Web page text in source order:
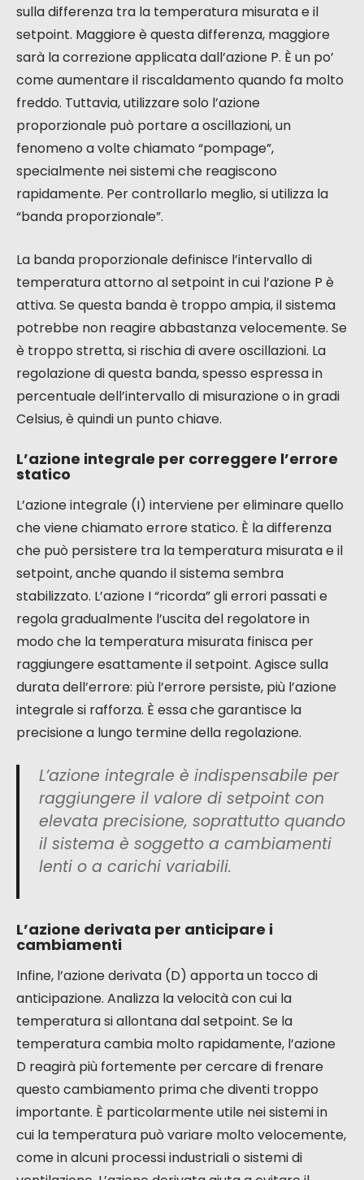
sulla differenza tra la temperatura misurata e il
setpoint. Maggiore è questa differenza, maggiore
sarà la correzione applicata dall’azione P. È un po’
come aumentare il riscaldamento quando fa molto
freddo. Tuttavia, utilizzare solo l’azione
proporzionale può portare a oscillazioni, un
fenomeno a volte chiamato “pompage”,
specialmente nei sistemi che reagiscono
rapidamente. Per controllarlo meglio, si utilizza la
“banda proporzionale”.
La banda proporzionale definisce l’intervallo di
temperatura attorno al setpoint in cui l’azione P è
attiva. Se questa banda è troppo ampia, il sistema
potrebbe non reagire abbastanza velocemente. Se
è troppo stretta, si rischia di avere oscillazioni. La
regolazione di questa banda, spesso espressa in
percentuale dell’intervallo di misurazione o in gradi
Celsius, è quindi un punto chiave.
L’azione integrale per correggere l’errore
statico
L’azione integrale (I) interviene per eliminare quello
che viene chiamato errore statico. È la differenza
che può persistere tra la temperatura misurata e il
setpoint, anche quando il sistema sembra
stabilizzato. L’azione I “ricorda” gli errori passati e
regola gradualmente l’uscita del regolatore in
modo che la temperatura misurata finisca per
raggiungere esattamente il setpoint. Agisce sulla
durata dell’errore: più l’errore persiste, più l’azione
integrale si rafforza. È essa che garantisce la
precisione a lungo termine della regolazione.
L’azione integrale è indispensabile per
raggiungere il valore di setpoint con
elevata precisione, soprattutto quando
il sistema è soggetto a cambiamenti
lenti o a carichi variabili.
L’azione derivata per anticipare i
cambiamenti
Infine, l’azione derivata (D) apporta un tocco di
anticipazione. Analizza la velocità con cui la
temperatura si allontana dal setpoint. Se la
temperatura cambia molto rapidamente, l’azione
D reagirà più fortemente per cercare di frenare
questo cambiamento prima che diventi troppo
importante. È particolarmente utile nei sistemi in
cui la temperatura può variare molto velocemente,
come in alcuni processi industriali o sistemi di